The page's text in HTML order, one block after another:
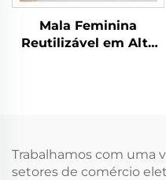
Mala Feminina
Reutilizável em Alta
Bolsa Publicitária
Trabalhamos com uma
setores de comércio